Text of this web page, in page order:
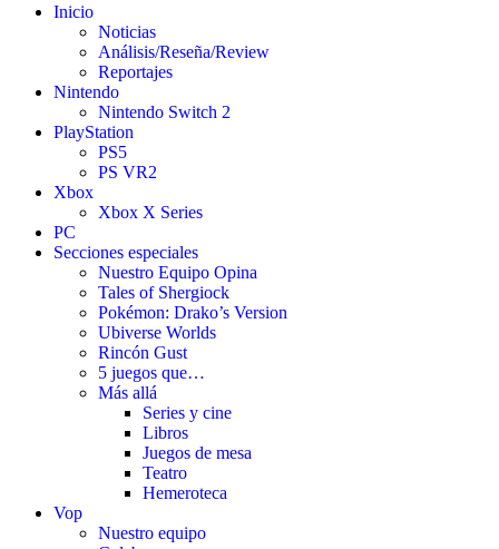
Inicio
Noticias
Análisis/Reseña/Review
Reportajes
Nintendo
Nintendo Switch 2
PlayStation
PS5
PS VR2
Xbox
Xbox X Series
PC
Secciones especiales
Nuestro Equipo Opina
Tales of Shergiock
Pokémon: Drako’s Version
Ubiverse Worlds
Rincón Gust
5 juegos que…
Más allá
Series y cine
Libros
Juegos de mesa
Teatro
Hemeroteca
Vop
Nuestro equipo